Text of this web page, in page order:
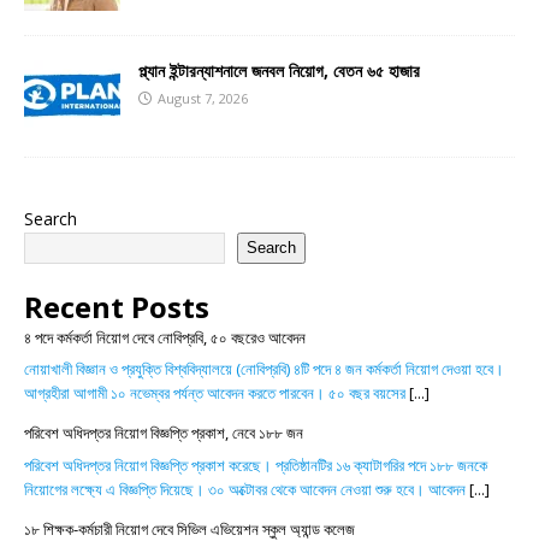
প্ল্যান ইন্টারন্যাশনালে জনবল নিয়োগ, বেতন ৬৫ হাজার
August 7, 2026
Search
Search
Recent Posts
৪ পদে কর্মকর্তা নিয়োগ দেবে নোবিপ্রবি, ৫০ বছরেও আবেদন
নোয়াখালী বিজ্ঞান ও প্রযুক্তি বিশ্ববিদ্যালয়ে (নোবিপ্রবি) ৪টি পদে ৪ জন কর্মকর্তা নিয়োগ দেওয়া হবে।
আগ্রহীরা আগামী ১০ নভেম্বর পর্যন্ত আবেদন করতে পারবেন। ৫০ বছর বয়সের[...]
পরিবেশ অধিদপ্তর নিয়োগ বিজ্ঞপ্তি প্রকাশ, নেবে ১৮৮ জন
পরিবেশ অধিদপ্তর নিয়োগ বিজ্ঞপ্তি প্রকাশ করেছে। প্রতিষ্ঠানটির ১৬ ক্যাটাগরির পদে ১৮৮ জনকে
নিয়োগের লক্ষ্যে এ বিজ্ঞপ্তি দিয়েছে। ৩০ অক্টোবর থেকে আবেদন নেওয়া শুরু হবে। আবেদন[...]
১৮ শিক্ষক-কর্মচারী নিয়োগ দেবে সিভিল এভিয়েশন স্কুল অ্যান্ড কলেজ